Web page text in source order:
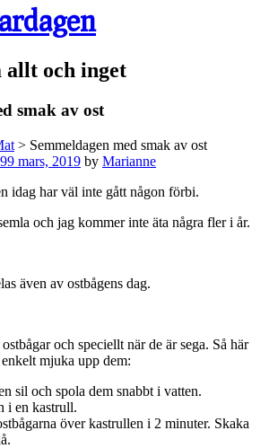
allt och inget
smak av ost
> Semmeldagen med smak av ost
9 mars, 2019 by Marianne
idag har väl inte gått någon förbi.
och jag kommer inte äta några fler i år.
även av ostbågens dag.
och speciellt när de är sega. Så här
mjuka upp dem:
sil och spola dem snabbt i vatten.
i en kastrull.
över kastrullen i 2 minuter. Skaka